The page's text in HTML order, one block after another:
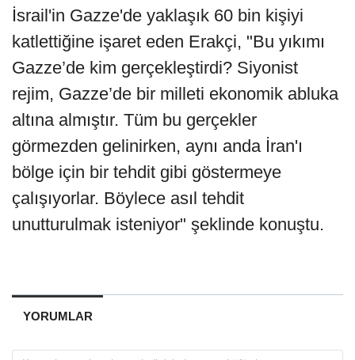
İsrail'in Gazze'de yaklaşık 60 bin kişiyi
katlettiğine işaret eden Erakçi, "Bu yıkımı
Gazze’de kim gerçekleştirdi? Siyonist
rejim, Gazze’de bir milleti ekonomik abluka
altına almıştır. Tüm bu gerçekler
görmezden gelinirken, aynı anda İran'ı
bölge için bir tehdit gibi göstermeye
çalışıyorlar. Böylece asıl tehdit
unutturulmak isteniyor" şeklinde konuştu.
YORUMLAR